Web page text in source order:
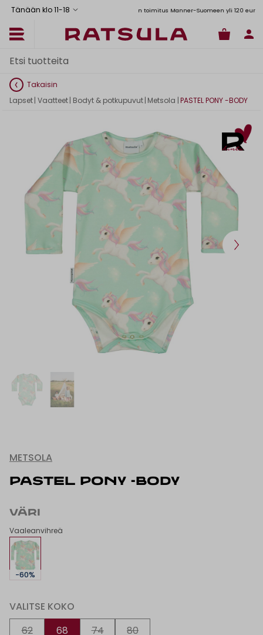
Tänään klo 11-18
Toimituskulut alk. 6,90€Ilmainen toimitus Manner-Suomeen yli 120 euron
Takaisin
Lapset| Vaatteet| Bodyt & potkupuvut | Metsola |PASTEL PONY -BODY
METSOLA
PASTEL PONY -BODY
VÄRI
Vaaleanvihreä
-60%
VALITSE KOKO
62
68 74 80